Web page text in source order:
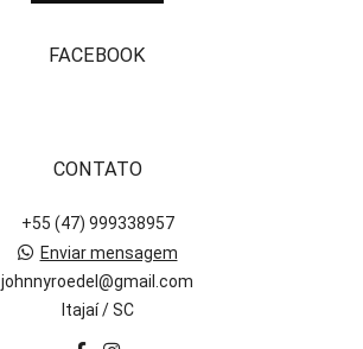
FACEBOOK
CONTATO
+55 (47) 999338957
Enviar mensagem
johnnyroedel@gmail.com
Itajaí / SC